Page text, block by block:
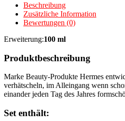
Beschreibung
Zusätzliche Information
Bewertungen (0)
Erweiterung:100 ml
Produktbeschreibung
Marke Beauty-Produkte Hermes
verhätscheln, im Alleingang wenn
einander jeden Tag des Jahres
Set enthält: